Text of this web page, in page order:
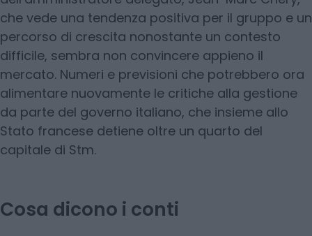
che vede una tendenza positiva per il gruppo e un
percorso di crescita nonostante un contesto
difficile, sembra non convincere appieno il
mercato. Numeri e previsioni che potrebbero ora
alimentare nuovamente le critiche alla gestione
da parte del governo italiano, che insieme allo
Stato francese detiene oltre un quarto del
capitale di Stm.
Cosa dicono i conti